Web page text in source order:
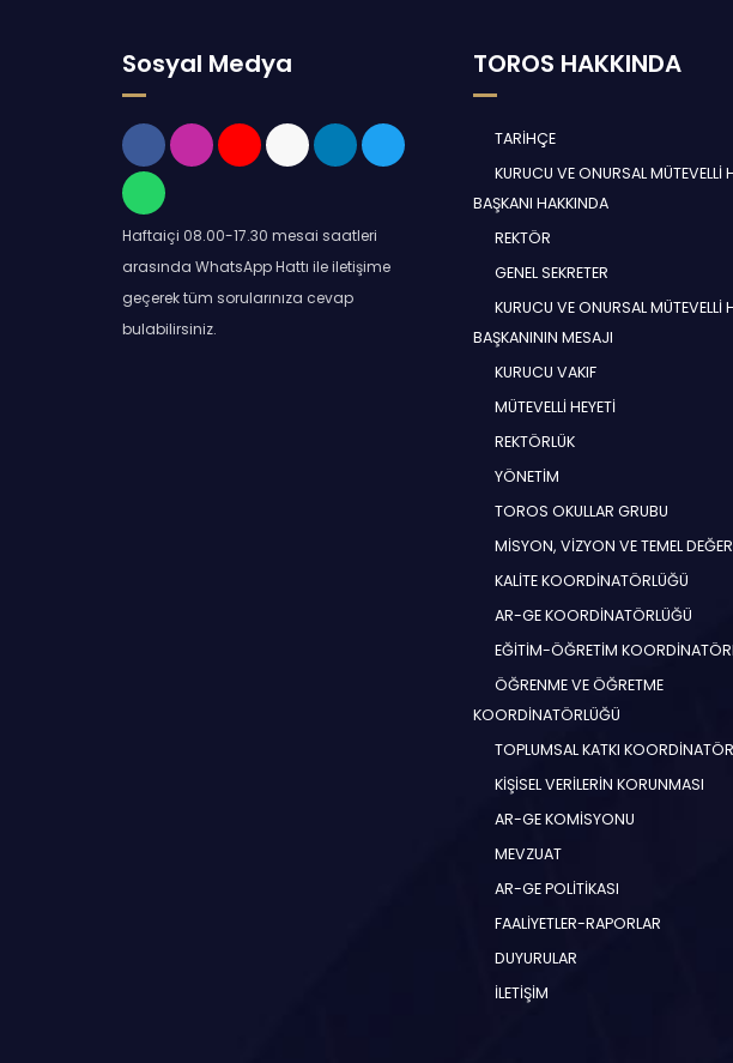
Sosyal Medya
Haftaiçi 08.00-17.30 mesai saatleri
arasında WhatsApp Hattı ile iletişime
geçerek tüm sorularınıza cevap
bulabilirsiniz.
TOROS HAKKINDA
TARİHÇE
KURUCU VE ONURSAL MÜTEVELLİ
BAŞKANI HAKKINDA
REKTÖR
GENEL SEKRETER
KURUCU VE ONURSAL MÜTEVELLİ
BAŞKANININ MESAJI
KURUCU VAKIF
MÜTEVELLİ HEYETİ
REKTÖRLÜK
YÖNETİM
TOROS OKULLAR GRUBU
MİSYON, VİZYON VE TEMEL
KALİTE KOORDİNATÖRLÜĞÜ
AR-GE KOORDİNATÖRLÜĞÜ
EĞİTİM-ÖĞRETİM
ÖĞRENME VE ÖĞRETME
KOORDİNATÖRLÜĞÜ
TOPLUMSAL KATKI
KİŞİSEL VERİLERİN KORUNMASI
AR-GE KOMİSYONU
MEVZUAT
AR-GE POLİTİKASI
FAALİYETLER-RAPORLAR
DUYURULAR
İLETİŞİM